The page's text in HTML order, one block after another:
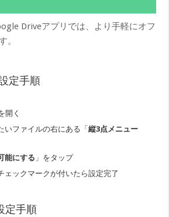
Driveアプリでは、より手軽にオフ
。
定手順
開く
いファイルの右にある「縦3点メニュー
能にする 」をタップ
ェックマークが付いたら設定完了
定手順